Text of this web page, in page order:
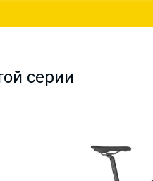
серии